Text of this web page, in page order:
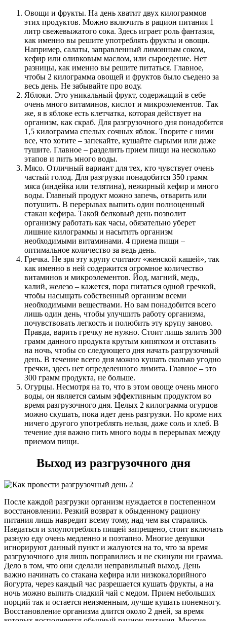
Овощи и фрукты. На день хватит двух килограммов
этих продуктов. Можно включить в рацион питания 1
литр свежевыжатого сока. Здесь играет роль фантазия,
как именно вы решите употреблять фрукты и овощи.
Например, салаты, заправленный лимонным соком,
кефир или оливковым маслом, или сыроедение. Нет
разницы, как именно вы решите питаться. Главное,
чтобы 2 килограмма овощей и фруктов было съедено за
весь день. Не забывайте про воду.
Яблоки. Это уникальный фрукт, содержащий в себе
очень много витаминов, кислот и микроэлементов. Так
же, я в яблоке есть клетчатка, которая действует на
организм, как скраб. Для разгрузочного дня понадобится
1,5 килограмма спелых сочных яблок. Творите с ними
все, что хотите – запекайте, кушайте сырыми или даже
тушите. Главное – разделить прием пищи на несколько
этапов и пить много воды.
Мясо. Отличный вариант для тех, кто чувствует очень
частый голод. Для разгрузки понадобится 350 грамм
мяса (индейка или телятина), нежирный кефир и много
воды. Главный продукт можно запечь, отварить или
потушить. В перерывах выпить один полноценный
стакан кефира. Такой белковый день позволит
организму работать как часы, обязательно уберет
лишние килограммы и насытить организм
необходимыми витаминами. 4 приема пищи –
оптимальное количество за ведь день.
Гречка. Не зря эту крупу считают «женской кашей», так
как именно в ней содержится огромное количество
витаминов и микроэлементов. Йод, магний, медь,
калий, железо – кажется, пора питаться одной гречкой,
чтобы насыщать собственный организм всеми
необходимыми веществами. Но вам понадобится всего
лишь один день, чтобы улучшить работу организма,
почувствовать легкость и полюбить эту крупу заново.
Правда, варить гречку не нужно. Стоит лишь залить 300
грамм данного продукта крутым кипятком и отставить
на ночь, чтобы со следующего дня начать разгрузочный
день. В течение всего дня можно кушать сколько угодно
гречки, здесь нет определенного лимита. Главное – это
300 грамм продукта, не больше.
Огурцы. Несмотря на то, что в этом овоще очень много
воды, он является самым эффективным продуктом во
время разгрузочного дня. Целых 2 килограмма огурцов
можно скушать, пока идет день разгрузки. Но кроме них
ничего другого употреблять нельзя, даже соль и хлеб. В
течение дня важно пить много воды в перерывах между
приемом пищи.
Выход из разгрузочного дня
После каждой разгрузки организм нуждается в постепенном
восстановлении. Резкий возврат к обыденному рациону
питания лишь навредит всему тому, над чем вы старались.
Наедаться и злоупотреблять пищей запрещено, стоит включать
разную еду очень медленно и поэтапно. Многие девушки
игнорируют данный пункт и жалуются на то, что за время
разгрузочного дня лишь поправились и не скинули ни грамма.
Дело в том, что они сделали неправильный выход. День
важно начинать со стакана кефира или низкокалорийного
йогурта, через каждый час разрешается кушать фрукты, а на
ночь можно выпить сладкий чай с медом. Прием небольших
порций так и остается неизменным, лучше кушать понемногу.
Восстановление организма длится около 2 дней, за время